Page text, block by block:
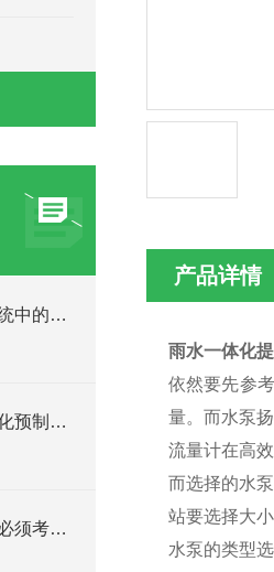
一体化泵井在城市排水系统中的应用
如何安装和调试污水一体化预制泵站？
选购一体化污水提升泵站必须考虑些什么问题？
产品详情
雨水一体化
依然要先参
量。而水泵
流量计在高
而选择的水
站要选择大
水泵的类型